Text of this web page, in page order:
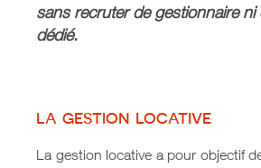
sans recruter de gestionnaire ni
dédié.
la gestion locative
La gestion locative a pour objectif